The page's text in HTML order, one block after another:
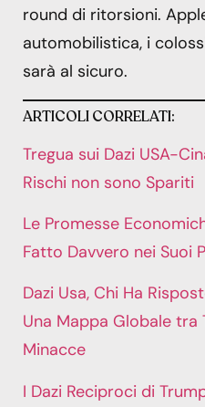
round di ritorsioni.
automobilistica, i
sarà al sicuro.
ARTICOLI CORRELATI:
Tregua sui Dazi USA-
Rischi non sono Spariti
Le Promesse
Fatto Davvero nei Suoi
Dazi Usa, Chi Ha
Una Mappa Globale tra
Minacce
I Dazi Reciproci di